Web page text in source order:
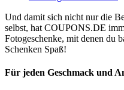
Und damit sich nicht nur die
selbst, hat COUPONS.DE
Fotogeschenke, mit denen du
Schenken Spaß!
Für jeden Geschmack und